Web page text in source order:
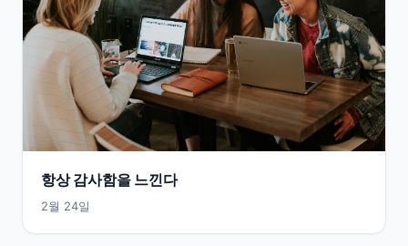
항상 감사함을 느낀다
2월 24일